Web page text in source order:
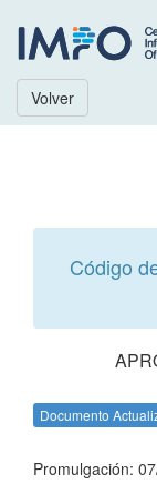
Volver
Código
Documento
Promulgación: